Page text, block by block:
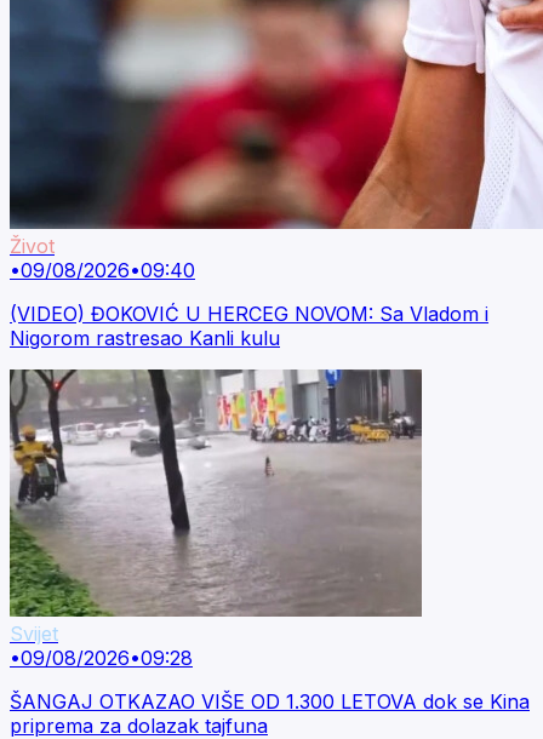
Život
•09/08/2026•09:40
(VIDEO) ĐOKOVIĆ U HERCEG NOVOM: Sa Vladom i
Nigorom rastresao Kanli kulu
Svijet
•09/08/2026•09:28
ŠANGAJ OTKAZAO VIŠE OD 1.300 LETOVA dok se Kina
priprema za dolazak tajfuna